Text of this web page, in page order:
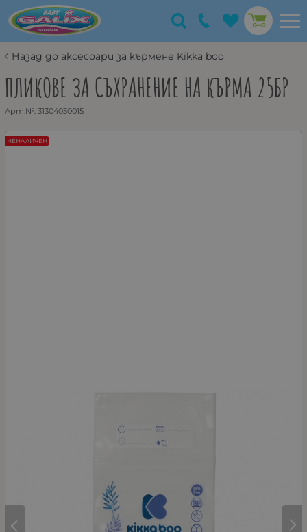
Назад до аксесоари за кърмене Kikka boo
ПЛИКОВЕ ЗА СЪХРАНЕНИЕ НА КЪРМА 25БР
Арт.№: 31304030015
НЕНАЛИЧЕН